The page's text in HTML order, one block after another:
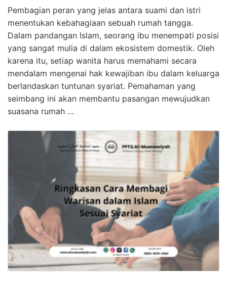
Pembagian peran yang jelas antara suami dan istri
menentukan kebahagiaan sebuah rumah tangga.
Dalam pandangan Islam, seorang ibu menempati posisi
yang sangat mulia di dalam ekosistem domestik. Oleh
karena itu, setiap wanita harus memahami secara
mendalam mengenai hak kewajiban ibu dalam keluarga
berlandaskan tuntunan syariat. Pemahaman yang
seimbang ini akan membantu pasangan mewujudkan
suasana rumah …